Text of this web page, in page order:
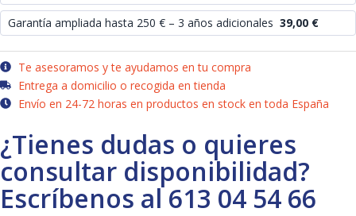
Garantía ampliada hasta 250 € – 3 años adicionales 39,00 €
Te asesoramos y te ayudamos en tu compra
Entrega a domicilio o recogida en tienda
Envío en 24-72 horas en productos en stock en toda España
¿Tienes dudas o quieres
consultar disponibilidad?
Escríbenos al 613 04 54 66